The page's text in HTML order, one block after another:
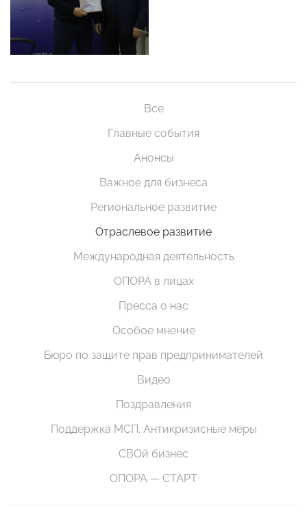
Все
Главные события
Анонсы
Важное для бизнеса
Региональное развитие
Отраслевое развитие
Международная деятельность
ОПОРА в лицах
Пресса о нас
Особое мнение
Бюро по защите прав предпринимателей
Видео
Поздравления
Поддержка МСП. Антикризисные меры
СВОй бизнес
ОПОРА — СТАРТ